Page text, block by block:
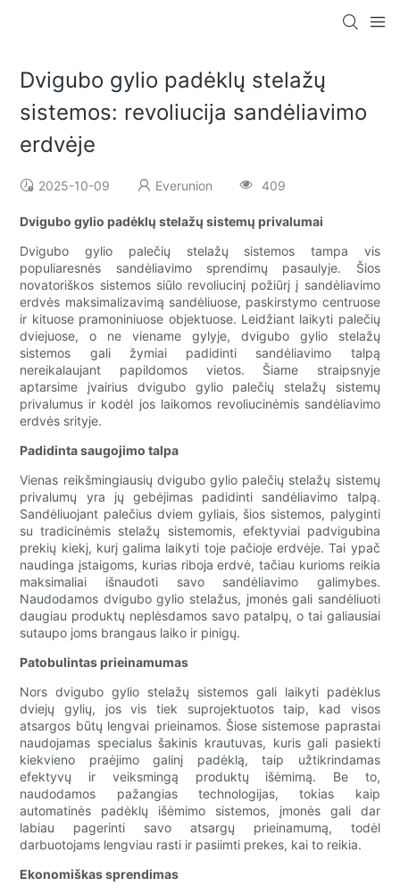
Dvigubo gylio padėklų stelažų
sistemos: revoliucija sandėliavimo
erdvėje
2025-10-09 Everunion 409
Dvigubo gylio padėklų stelažų sistemų privalumai
Dvigubo gylio palečių stelažų sistemos tampa vis
populiaresnės sandėliavimo sprendimų pasaulyje. Šios
novatoriškos sistemos siūlo revoliucinį požiūrį į sandėliavimo
erdvės maksimalizavimą sandėliuose, paskirstymo centruose
ir kituose pramoniniuose objektuose. Leidžiant laikyti palečių
dviejuose, o ne viename gylyje, dvigubo gylio stelažų
sistemos gali žymiai padidinti sandėliavimo talpą
nereikalaujant papildomos vietos. Šiame straipsnyje
aptarsime įvairius dvigubo gylio palečių stelažų sistemų
privalumus ir kodėl jos laikomos revoliucinėmis sandėliavimo
erdvės srityje.
Padidinta saugojimo talpa
Vienas reikšmingiausių dvigubo gylio palečių stelažų sistemų
privalumų yra jų gebėjimas padidinti sandėliavimo talpą.
Sandėliuojant palečius dviem gyliais, šios sistemos, palyginti
su tradicinėmis stelažų sistemomis, efektyviai padvigubina
prekių kiekį, kurį galima laikyti toje pačioje erdvėje. Tai ypač
naudinga įstaigoms, kurias riboja erdvė, tačiau kurioms reikia
maksimaliai išnaudoti savo sandėliavimo galimybes.
Naudodamos dvigubo gylio stelažus, įmonės gali sandėliuoti
daugiau produktų neplėsdamos savo patalpų, o tai galiausiai
sutaupo joms brangaus laiko ir pinigų.
Patobulintas prieinamumas
Nors dvigubo gylio stelažų sistemos gali laikyti padėklus
dviejų gylių, jos vis tiek suprojektuotos taip, kad visos
atsargos būtų lengvai prieinamos. Šiose sistemose paprastai
naudojamas specialus šakinis krautuvas, kuris gali pasiekti
kiekvieno praėjimo galinį padėklą, taip užtikrindamas
efektyvų ir veiksmingą produktų išėmimą. Be to,
naudodamos pažangias technologijas, tokias kaip
automatinės padėklų išėmimo sistemos, įmonės gali dar
labiau pagerinti savo atsargų prieinamumą, todėl
darbuotojams lengviau rasti ir pasiimti prekes, kai to reikia.
Ekonomiškas sprendimas